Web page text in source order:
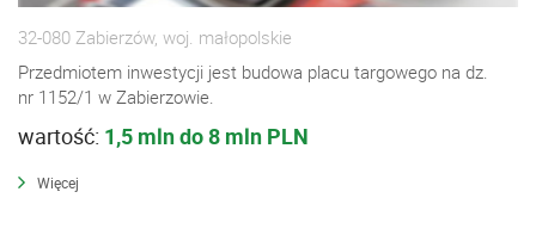
32-080 Zabierzów, woj. małopolskie
Przedmiotem inwestycji jest budowa placu targowego na dz.
nr 1152/1 w Zabierzowie.
wartość: 1,5 mln do 8 mln PLN
Więcej